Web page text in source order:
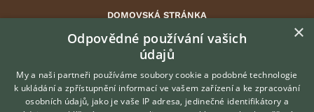
DOMOVSKÁ STRÁNKA
INZERCE
DISKUSE
ČLÁNKY
ATLAS
×
Odpovědné používání vašich
údajů
My a naši partneři používáme soubory cookie a podobné technologie
k ukládání a zpřístupnění informací ve vašem zařízení a ke zpracování
osobních údajů, jako je vaše IP adresa, jedinečné identifikátory a